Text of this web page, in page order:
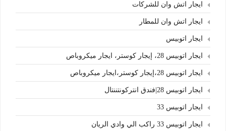
ايجار اتش وان للشركات
ايجار اتش وان للمطار
ايجار اتوبيس
ايجار اتوبيس 28، إيجار كوستر، ايجار ميكروباص
ايجار اتوبيس 28،إيجار كوستر،ايجار ميكروباص
ايجار اتوبيس 28|فندق انتركونتننتال
ايجار اتوبيس 33
ايجار اتوبيس 33 راكب الي وادي الريان